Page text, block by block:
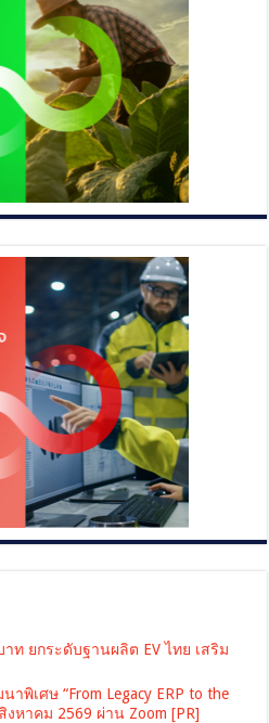
ท ยกระดับฐานผลิต EV ไทย เสริม
พิเศษ “From Legacy ERP to the
งหาคม 2569 ผ่าน Zoom [PR]